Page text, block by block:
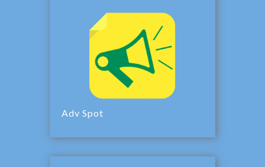
Adv Spot